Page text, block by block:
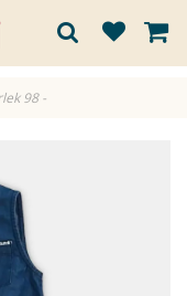
98 -